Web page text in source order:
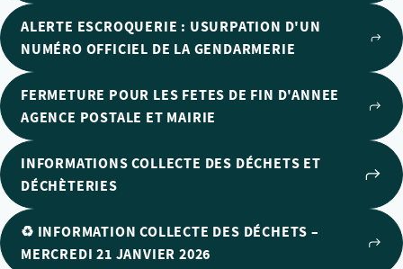
ALERTE ESCROQUERIE : USURPATION D'UN
NUMÉRO OFFICIEL DE LA GENDARMERIE
FERMETURE POUR LES FETES DE FIN D'ANNEE
AGENCE POSTALE ET MAIRIE
INFORMATIONS COLLECTE DES DÉCHETS ET
DÉCHÈTERIES
♻️ INFORMATION COLLECTE DES DÉCHETS –
MERCREDI 21 JANVIER 2026